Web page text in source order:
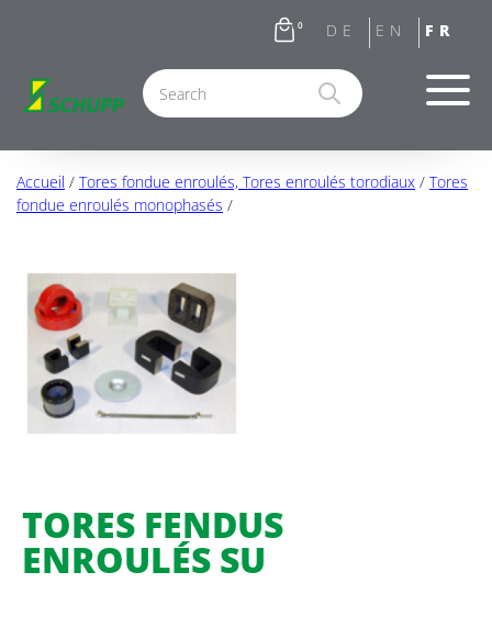
0
Accueil / Tores fondue enroulés, Tores enroulés torodiaux / Tores
fondue enroulés monophasés /
TORES FENDUS
ENROULÉS SU